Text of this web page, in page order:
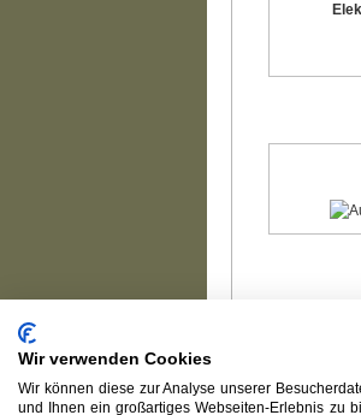
Wir verwenden Cookies
Wir können diese zur Analyse unserer
und Ihnen ein großartiges Webseiten-Erlebnis zu